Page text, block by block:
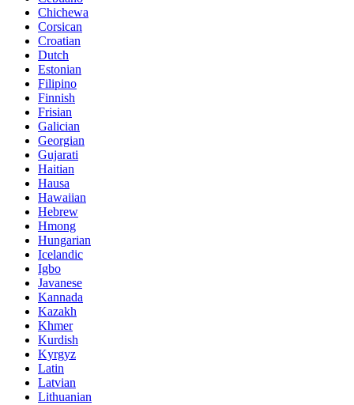
Chichewa
Corsican
Croatian
Dutch
Estonian
Filipino
Finnish
Frisian
Galician
Georgian
Gujarati
Haitian
Hausa
Hawaiian
Hebrew
Hmong
Hungarian
Icelandic
Igbo
Javanese
Kannada
Kazakh
Khmer
Kurdish
Kyrgyz
Latin
Latvian
Lithuanian